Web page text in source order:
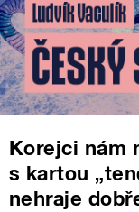
Korejci nám
s kartou
nehraje